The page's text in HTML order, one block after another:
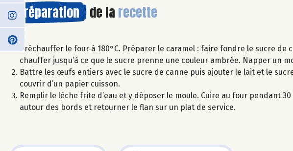
Préparation de la recette
Préchauffer le four à 180°C. Préparer le caramel : faire fondre le sucre de
chauffer jusqu’à ce que le sucre prenne une couleur ambrée. Napper un
Battre les œufs entiers avec le sucre de canne puis ajouter le lait et le
couvrir d’un papier cuisson.
Remplir le lèche frite d’eau et y déposer le moule. Cuire au four pendant
autour des bords et retourner le flan sur un plat de service.